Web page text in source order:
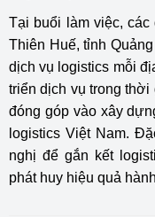
Tại buổi làm việc,
Thiên Huế, tỉnh
dịch vụ logistics mỗi
triển dịch vụ trong
đóng góp vào xây
logistics Việt Nam.
nghị để gắn kết
phát huy hiệu quả